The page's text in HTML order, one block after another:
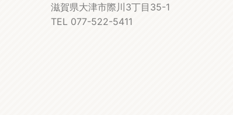
滋賀県大津市際川3丁目35-1
TEL 077-522-5411